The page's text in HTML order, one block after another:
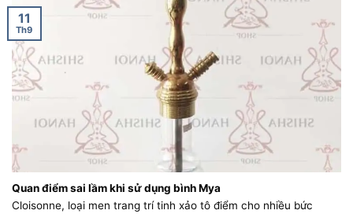
Quan điểm sai lầm khi sử dụng bình Mya
Cloisonne, loại men trang trí tinh xảo tô điểm cho nhiều bức
11
Th9